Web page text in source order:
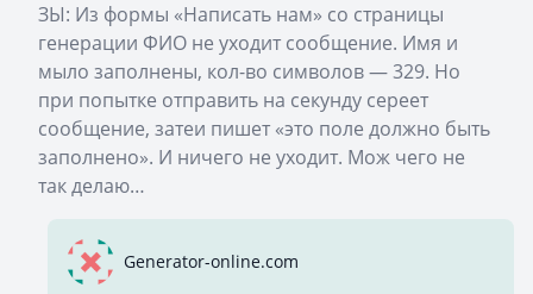
ЗЫ: Из формы «Написать нам» со страницы
генерации ФИО не уходит сообщение. Имя и
мыло заполнены, кол-во символов — 329. Но
при попытке отправить на секунду сереет
сообщение, затеи пишет «это поле должно быть
заполнено». И ничего не уходит. Мож чего не
так делаю…
Generator-online.com